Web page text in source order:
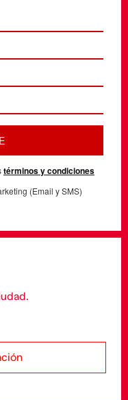
términos y condiciones
(Email y SMS)